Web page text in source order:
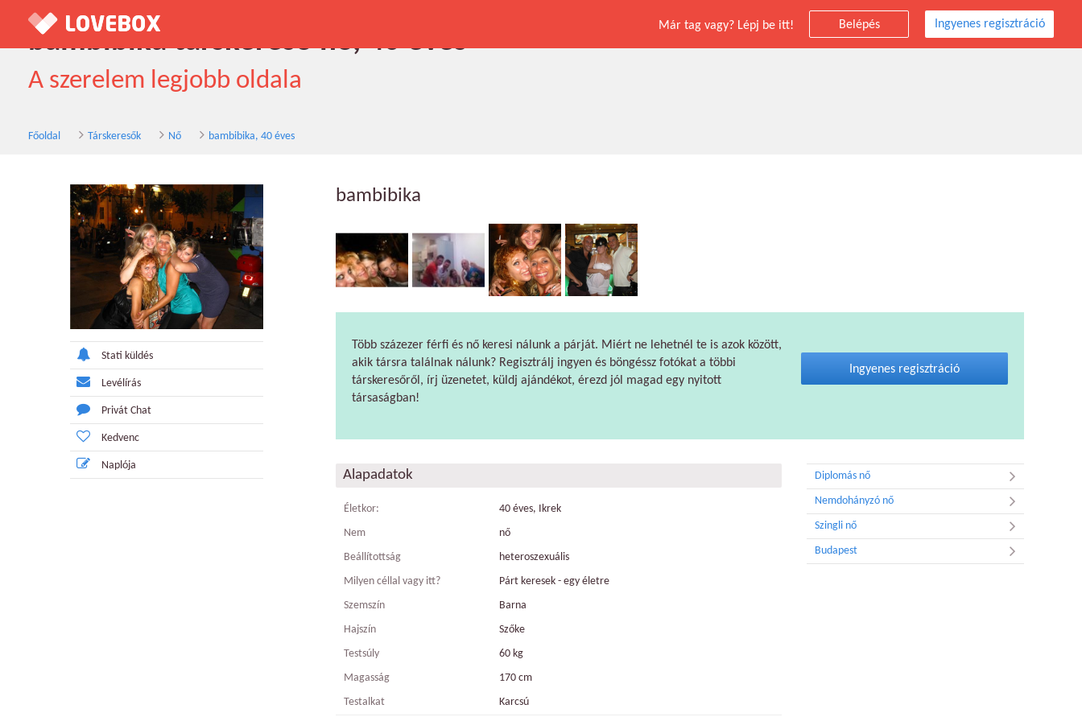
Már tag vagy? Lépj be itt! Belépés Ingyenes regisztráció
bambibika társkereső nő, 40 éves
A szerelem legjobb oldala
Főoldal Társkeresők Nő bambibika, 40 éves
Stati küldés
Levélírás
Privát Chat
Kedvenc
Naplója
bambibika
Több százezer férfi és nő keresi nálunk a párját. Miért ne lehetnél te is azok között,
akik társra találnak nálunk? Regisztrálj ingyen és böngéssz fotókat a többi
társkeresőről, írj üzenetet, küldj ajándékot, érezd jól magad egy nyitott
társaságban!
Ingyenes regisztráció
Alapadatok
Életkor:
40 éves, Ikrek
Nem
nő
Beállítottság
heteroszexuális
Milyen céllal vagy itt?
Párt keresek - egy életre
Szemszín
Barna
Hajszín
Szőke
Testsúly
60 kg
Magasság
170 cm
Testalkat
Karcsú
Diplomás nő
Nemdohányzó nő
Szingli nő
Budapest